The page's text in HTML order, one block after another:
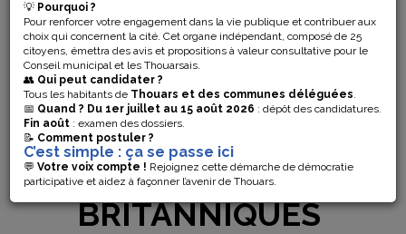
💡 Pourquoi ?
Pour renforcer votre engagement dans la vie publique et contribuer aux
choix qui concernent la cité. Cet organe indépendant, composé de 25
citoyens, émettra des avis et propositions à valeur consultative pour le
Conseil municipal et les Thouarsais.
👥 Qui peut candidater ?
Tous les habitants de Thouars et des communes déléguées.
📅 Quand ? Du 1er juillet au 15 août 2026 : dépôt des candidatures.
Fin août : examen des dossiers.
📝 Comment postuler ?
C’est simple : ça se passe ici
💬 Votre voix compte ! Rejoignez cette démarche de démocratie
participative et aidez à façonner l’avenir de Thouars.
DEMANDE DE
TITRE DE
SÉJOUR POUR
LES
RESSORTISSANTS
BRITANNIQUES